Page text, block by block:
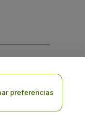
preferencias